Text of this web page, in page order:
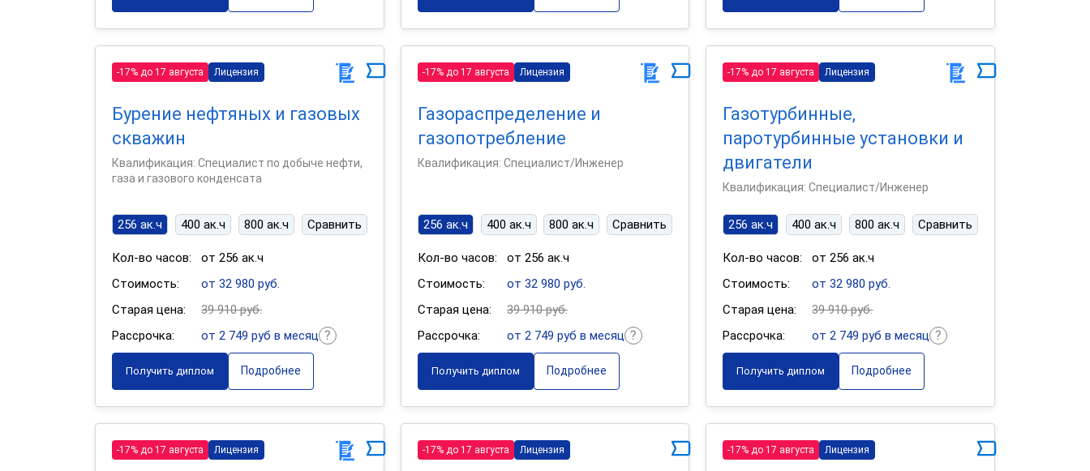
-17% до 17 августа Лицензия
Бурение нефтяных и газовых
скважин
Квалификация: Специалист по добыче нефти,
газа и газового конденсата
256 ак.ч 400 ак.ч 800 ак.ч Сравнить
Кол-во часов:
от 256 ак.ч
Стоимость:
от 32 980 руб.
Старая цена:
39 910 руб.
Рассрочка:
от 2 749 руб в месяц
Получить диплом Подробнее
-17% до 17 августа Лицензия
Газораспределение и
газопотребление
Квалификация: Специалист/Инженер
256 ак.ч 400 ак.ч 800 ак.ч Сравнить
Кол-во часов:
от 256 ак.ч
Стоимость:
от 32 980 руб.
Старая цена:
39 910 руб.
Рассрочка:
от 2 749 руб в месяц
Получить диплом Подробнее
-17% до 17 августа Лицензия
Газотурбинные,
паротурбинные установки и
двигатели
Квалификация: Специалист/Инженер
256 ак.ч 400 ак.ч 800 ак.ч Сравнить
Кол-во часов:
от 256 ак.ч
Стоимость:
от 32 980 руб.
Старая цена:
39 910 руб.
Рассрочка:
от 2 749 руб в месяц
Получить диплом Подробнее
-17% до 17 августа Лицензия -17% до 17 августа Лицензия -17% до 17 августа Лицензия